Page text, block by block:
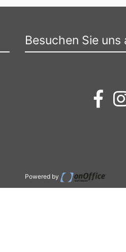
Besuchen Sie uns
Powered by